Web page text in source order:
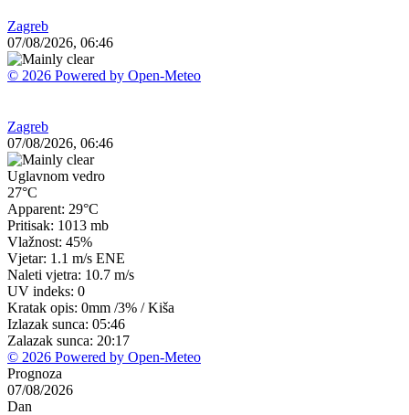
Zagreb
07/08/2026, 06:46
© 2026 Powered by Open-Meteo
Zagreb
07/08/2026, 06:46
Uglavnom vedro
27°C
Apparent: 29°C
Pritisak: 1013 mb
Vlažnost: 45%
Vjetar: 1.1 m/s ENE
Naleti vjetra: 10.7 m/s
UV indeks: 0
Kratak opis: 0mm /3% /Kiša
Izlazak sunca: 05:46
Zalazak sunca: 20:17
© 2026 Powered by Open-Meteo
Prognoza
07/08/2026
Dan